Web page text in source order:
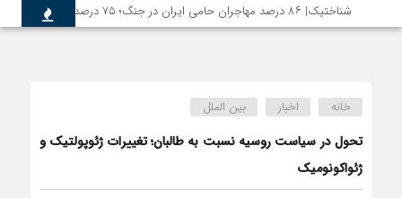
شناختیک| ۸۶ درصد مهاجران حامی ایران در جنگ؛ ۷۵ درصد مهاجران دولت چهاردهم را خیرخواه خود نمی‌دانند
خانه اخبار بین الملل
تحول در سیاست روسیه نسبت به طالبان؛ تغییرات ژئوپولتیک و
ژئواکونومیک